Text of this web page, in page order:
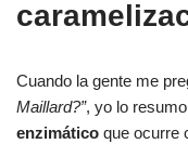
Cuando la gente me
Maillard?”, yo lo
enzimático que ocurre